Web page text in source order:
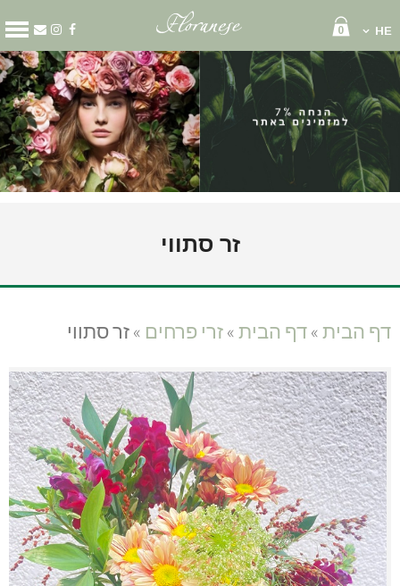
HE
0
קטגוריות
מארזים
זרי פרחים
סידור פרחים
קופסאות פרחים
שוקולד ויין
עציצים
עלינו
משלוחי פרחים
צור קשר
מדיניות פרטית
החשבון שלי
זר סתווי
דף הבית»דף הבית»זרי פרחים »זר סתווי